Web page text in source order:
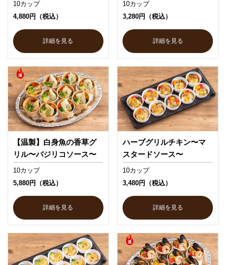
10カップ
4,880円（税込）
詳細を見る
10カップ
3,280円（税込）
詳細を見る
【温製】白身魚の香草グ
リル〜バジリコソース〜
10カップ
5,880円（税込）
詳細を見る
ハーブグリルチキン〜マ
スタードソース〜
10カップ
3,480円（税込）
詳細を見る